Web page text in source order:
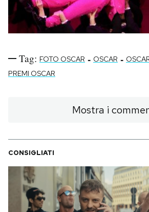
Tag: FOTO OSCAR - OSCAR -
PREMI OSCAR
Mostra i
CONSIGLIATI